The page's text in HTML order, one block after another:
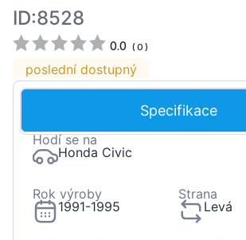
ID:8528
0.0 (0 )
poslední dostupný
Specifikace
Hodí se na
Honda Civic
Rok výroby
1991-1995
Strana
Levá